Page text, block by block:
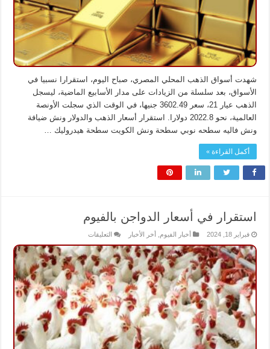
شهدت أسواق الذهب المحلي المصري، صباح اليوم، استقرارا نسبيا في
الأسواق، بعد سلسلة من الزيادات على مدار الأسابيع الماضية، ليسجل
الذهب عيار 21، سعر 3602.49 جنيها، في الوقت الذي سجلت الأونصة
العالمية، نحو 2022.8 دولارا. استقرار أسعار الذهب والدولار ونش ضيافة
ونش فاليه سطحه نوبي سطحة ونش الكويت سطحة هيدروليك …
أكمل القراءة »
استقرار في أسعار الدواجن بالفيوم
فبراير 18, 2024 أخبار الفيوم أخر الأخبار التعليقاتعلى
في
أسعار
الدواجن
بالفيوم
مغلقة